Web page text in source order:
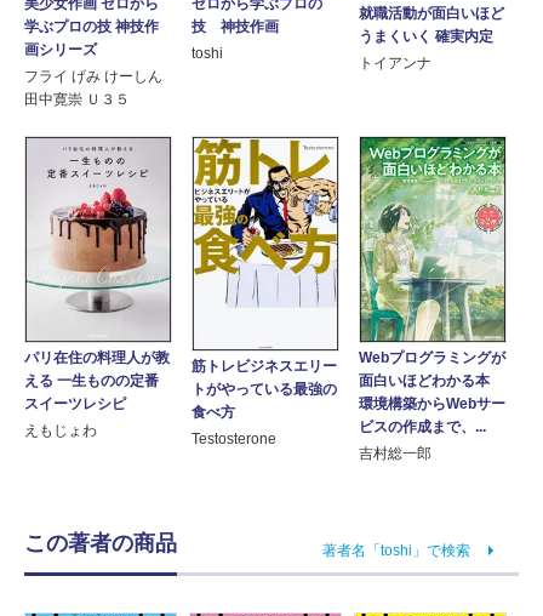
美少女作画 ゼロから
学ぶプロの技 神技作
画シリーズ
フライ げみ けーしん
田中寛崇 Ｕ３５
ゼロから学ぶプロの
技 神技作画
toshi
就職活動が面白いほど
うまくいく 確実内定
トイアンナ
パリ在住の料理人が教
える 一生ものの定番
スイーツレシピ
えもじょわ
筋トレビジネスエリー
トがやっている最強の
食べ方
Testosterone
Webプログラミングが
面白いほどわかる本
環境構築からWebサー
ビスの作成まで、...
吉村総一郎
この著者の商品 著者名「toshi」で検索